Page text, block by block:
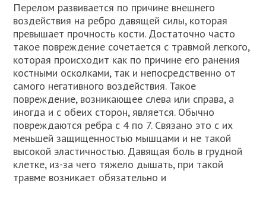
Перелом развивается по причине внешнего
воздействия на ребро давящей силы, которая
превышает прочность кости. Достаточно часто
такое повреждение сочетается с травмой легкого,
которая происходит как по причине его ранения
костными осколками, так и непосредственно от
самого негативного воздействия. Такое
повреждение, возникающее слева или справа, а
иногда и с обеих сторон, является. Обычно
повреждаются ребра с 4 по 7. Связано это с их
меньшей защищенностью мышцами и не такой
высокой эластичностью. Давящая боль в грудной
клетке, из-за чего тяжело дышать, при такой
травме возникает обязательно и